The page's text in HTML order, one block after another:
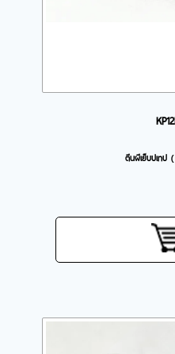
ตีนผีเย็บปเทป